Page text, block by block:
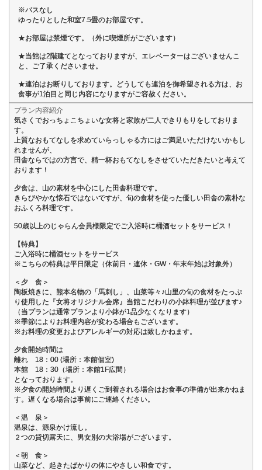
※バスなし
ゆったりとした和室7.5畳のお部屋です。
★お部屋は禁煙です。（外に喫煙所がございます）
★当館は2階建てとなっておりますが、エレベーターはございませんこ
と、ご了承くださいませ。
★連泊はお断りしております。どうしても連泊を御希望される方は、お
食事が1泊目と同じ内容になりますがご容赦ください。
プラン内容紹介
気さくでおっちょこちょいな女将と家族が二人できりもりをしておりま
す。
上質なおもてなしを求めていらっしゃる方にはご満足いただけないかもし
れませんが、
田舎ならではの方言で、精一杯おもてなしをさせていただきたいと考えて
おります！
夕食は、山の素材を中心にした田舎料理です。
きらびやかな懐石ではないですが、旬の食材を使った優しい田舎の素朴な
おふくろ料理です。
50歳以上のじゃらん会員様限定でご入浴時に桶酒セットをサービス！
【特典】
ご入浴時に桶酒セットをサービス
※こちらの特典は平日限定（休前日・連休・GW・年末年始は対象外）
＜夕 食＞
陶板焼きに、熊本名物の「馬刺し」、山菜等々♪山里の旬の食材をたっぷ
り使用した『女将オリジナル会席』当館こだわりの小鉢料理が並びます♪
（当プランは通常プランより小鉢が1品少なくなります）
※季節によりお料理内容が変わる場合もございます。
※お料理の変更およびアレルギーの対応は致しかねます。
夕食開始時間は
離れ 18：00 (場所：本館個室)
本館 18：30（場所：本館1F広間）
となっております。
※夕食の開始時間より遅くご到着される場合はお食事の準備が出来かねま
す。遅くなる場合は事前にご連絡ください。
＜温 泉＞
温泉は、源泉かけ流し。
２つの貸切露天に、男女別の大浴場がございます。
＜朝 食＞
山菜など、起きたばかりの体にやさしい和食です。